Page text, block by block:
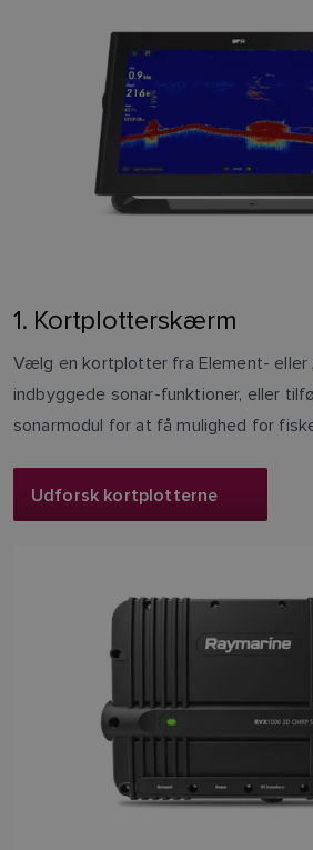
1. Kortplotterskærm
Vælg en kortplotter fra Element- eller
indbyggede sonar-funktioner, eller
sonarmodul for at få mulighed for
Udforsk kortplotterne